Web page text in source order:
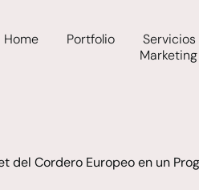
Home Portfolio Servicios
del Cordero Europeo en un